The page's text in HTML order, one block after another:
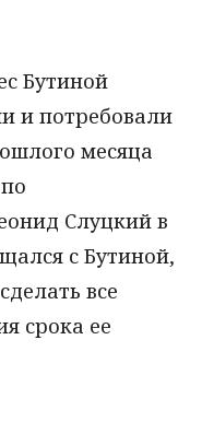
Бутиной
и потребовали
месяца
Слуцкий в
с Бутиной,
все
срока ее